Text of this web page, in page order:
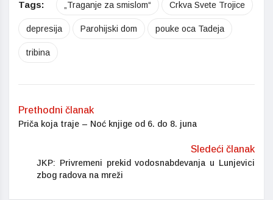
Tags: „Traganje za smislom“ Crkva Svete Trojice
depresija Parohijski dom pouke oca Tadeja
tribina
Prethodni članak
Priča koja traje – Noć knjige od 6. do 8. juna
Sledeći članak
JKP: Privremeni prekid vodosnabdevanja u Lunjevici
zbog radova na mreži